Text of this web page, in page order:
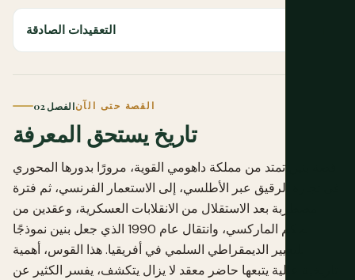
التعقيدات الصادقة
الفصل 02القصة حتى الآن
تاريخ يستحق المعرفة
قصة بنين تمتد من مملكة داهومي القوية، مرورًا بدورها المحوري
في تجارة الرقيق عبر الأطلسي، إلى الاستعمار الفرنسي، ثم فترة
مضطربة بعد الاستقلال من الانقلابات العسكرية، وعقدين من
الحكم الماركسي، وانتقال عام 1990 الذي جعل بنين نموذجًا
للتغيير الديمقراطي السلمي في أفريقيا. هذا القوس، أهمية
تاريخية عالية يتبعها حاضر معقد لا يزال يتكشف، يفسر الكثير عن